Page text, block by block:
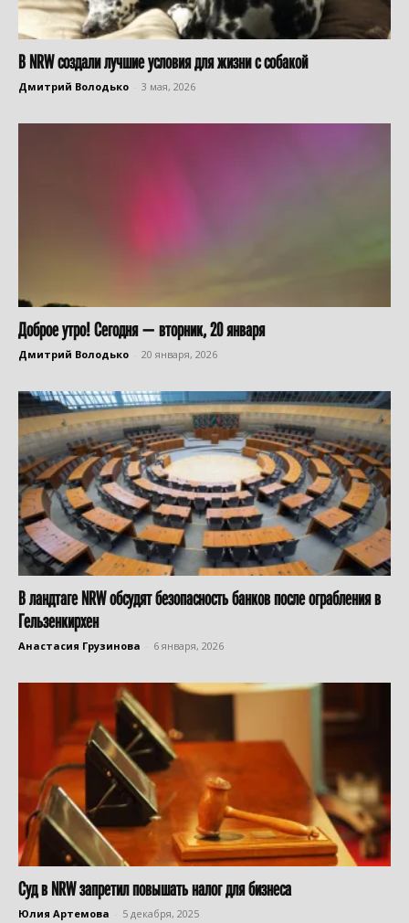
В NRW создали лучшие условия для жизни с собакой
Дмитрий Володько 3 мая, 2026
Доброе утро! Сегодня — вторник, 20 января
Дмитрий Володько 20 января, 2026
В ландтаге NRW обсудят безопасность банков после ограбления в
Гельзенкирхен
Анастасия Грузинова 6 января, 2026
Суд в NRW запретил повышать налог для бизнеса
Юлия Артемова 5 декабря, 2025